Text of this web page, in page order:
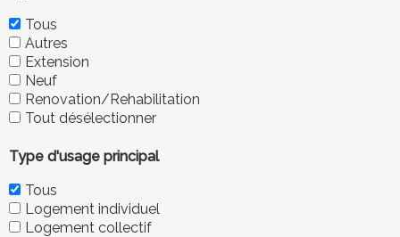
Tous
Autres
Extension
Neuf
Renovation/Rehabilitation
Tout désélectionner
Type d'usage principal
Tous
Logement individuel
Logement collectif